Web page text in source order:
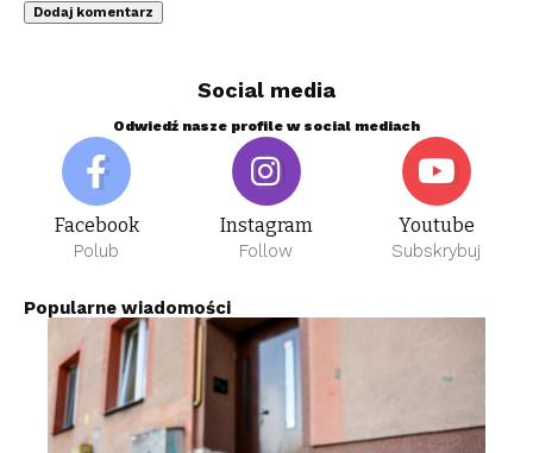
Social media
Odwiedź nasze profile w social mediach
Facebook
Polub
Instagram
Follow
Youtube
Subskrybuj
Popularne wiadomości